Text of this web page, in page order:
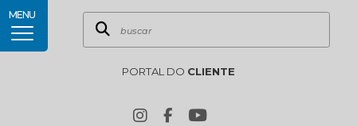
PORTAL DO CLIENTE
MENU